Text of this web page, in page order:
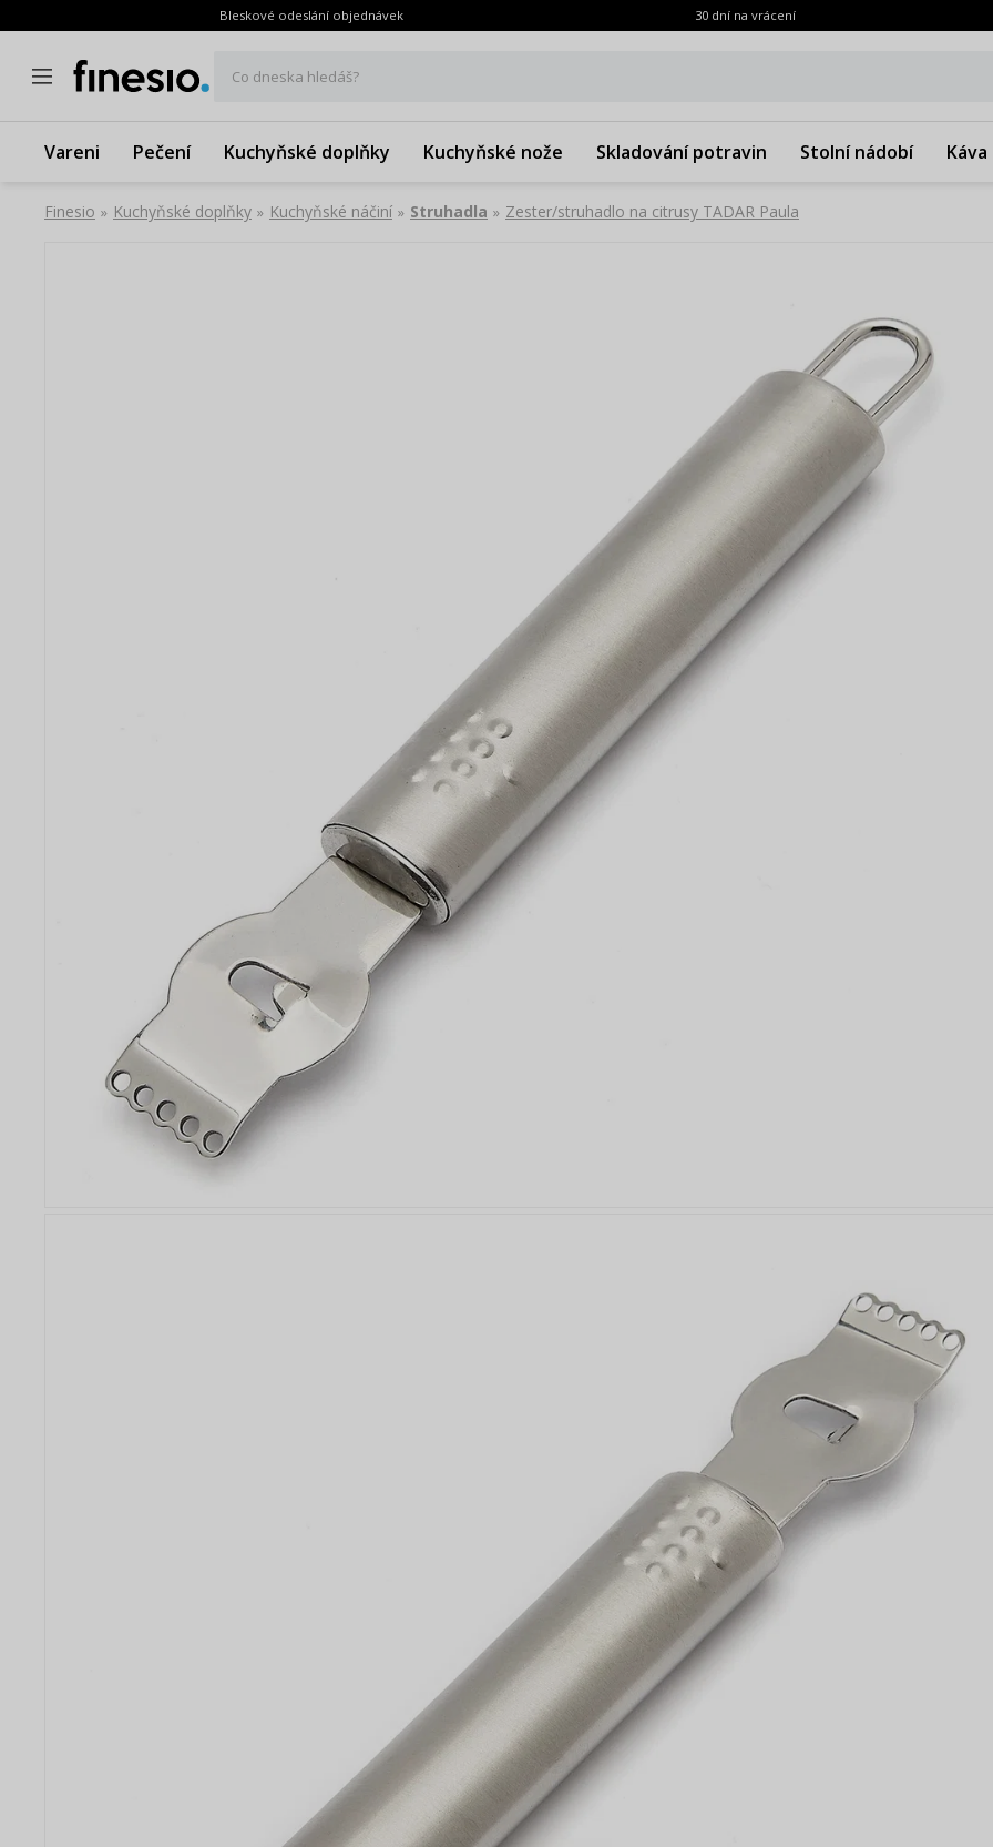
Bleskové odeslání objednávek 30 dní na vrácení
Co dneska hledáš?
Vareni Pečení Kuchyňské doplňky Kuchyňské nože Skladování potravin Stolní nádobí Káva
Finesio » Kuchyňské doplňky » Kuchyňské náčiní » Struhadla » Zester/struhadlo na citrusy TADAR Paula